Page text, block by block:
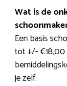
Wat is de
Een basis
tot +/- €18,00
je zelf.